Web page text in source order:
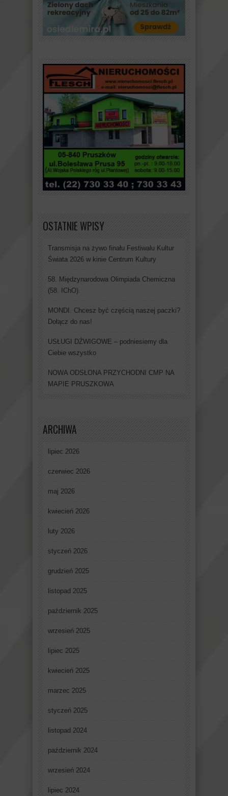
OSTATNIE WPISY
Transmisja na żywo finału Festiwalu Kultur
Świata 2026 w kinie Centrum Kultury
58. Międzynarodowa Olimpiada Chemiczna
(58. IChO).
MONDI. Chcesz być częścią naszej paczki?
Dołącz do nas!
USŁUGI DŹWIGOWE – podniesiemy dla
Ciebie wszystko
NOWA ODSŁONA PRZYCHODNI CMP NA
MAPIE PRUSZKOWA
ARCHIWA
lipiec 2026
czerwiec 2026
maj 2026
kwiecień 2026
luty 2026
styczeń 2026
grudzień 2025
listopad 2025
październik 2025
wrzesień 2025
lipiec 2025
kwiecień 2025
marzec 2025
styczeń 2025
listopad 2024
październik 2024
wrzesień 2024
lipiec 2024